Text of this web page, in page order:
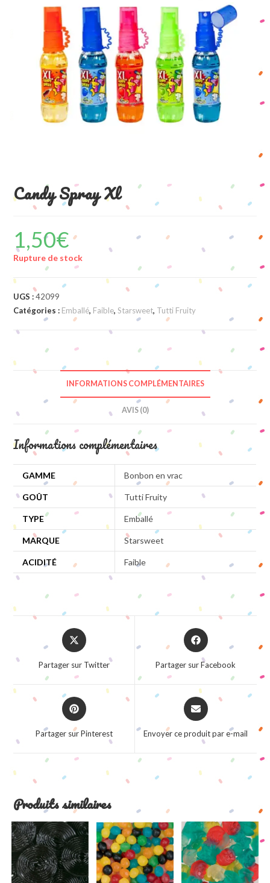
Candy Spray Xl
1,50€
Rupture de stock
UGS :42099
Catégories : Emballé, Faible,Starsweet, Tutti Fruity
INFORMATIONS COMPLÉMENTAIRES
AVIS (0)
Informations complémentaires
GAMME Bonbon en vrac
GOÛT Tutti Fruity
TYPE Emballé
MARQUE Starsweet
ACIDITÉ Faible
Opens
in
new
Partager sur Twitter
Opens
in
Partager sur Facebook
Opens
in
Partager sur Pinterest
Opens
in
new
Envoyer ce produit par e-mail
Produits similaires